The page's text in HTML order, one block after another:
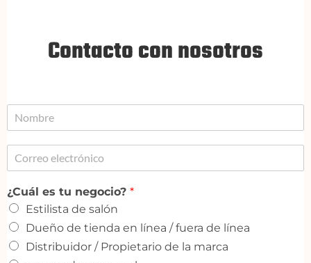
Contacto con nosotros
¿Cuál es tu negocio? *
Estilista de salón
Dueño de tienda en línea / fuera de línea
Distribuidor / Propietario de la marca